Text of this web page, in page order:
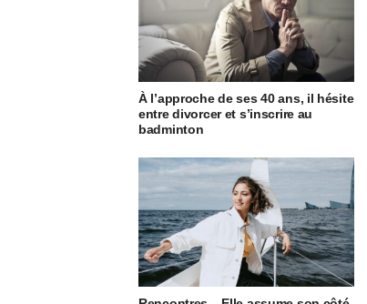
À l’approche de ses 40 ans, il hésite
entre divorcer et s’inscrire au
badminton